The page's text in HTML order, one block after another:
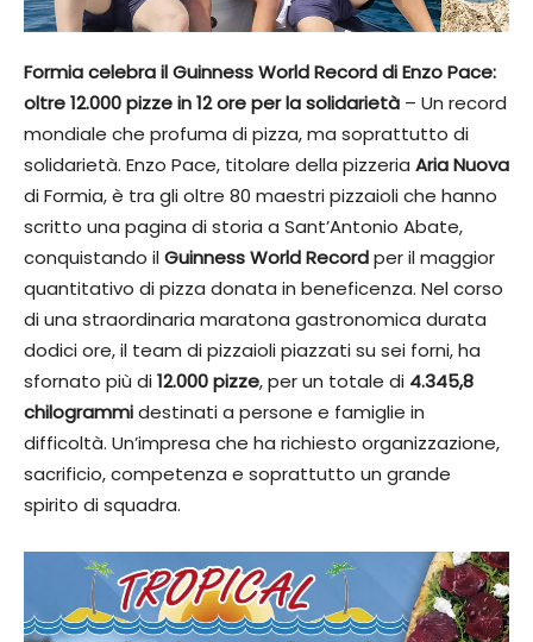
Formia celebra il Guinness World Record di Enzo Pace:
oltre 12.000 pizze in 12 ore per la solidarietà – Un record
mondiale che profuma di pizza, ma soprattutto di
solidarietà. Enzo Pace, titolare della pizzeria Aria Nuova
di Formia, è tra gli oltre 80 maestri pizzaioli che hanno
scritto una pagina di storia a Sant’Antonio Abate,
conquistando ilGuinness World Recordper il maggior
quantitativo di pizza donata in beneficenza. Nel corso
di una straordinaria maratona gastronomica durata
dodici ore, il team di pizzaioli piazzati su sei forni, ha
sfornato più di12.000 pizze, per un totale di 4.345,8
chilogrammidestinati a persone e famiglie in
difficoltà. Un’impresa che ha richiesto organizzazione,
sacrificio, competenza e soprattutto un grande
spirito di squadra.